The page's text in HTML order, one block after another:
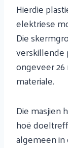
Hierdie
elektriese
Die
verskillende
ongeveer
materiale.
Die masjien
hoë
algemeen